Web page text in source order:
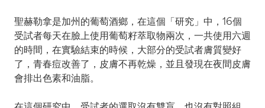
聖赫勒拿是加州的葡萄酒鄉，在這個「研究」中，16個
受試者每天在臉上使用葡萄籽萃取物兩次，一共使用六週
的時間，在實驗結束的時候，大部分的受試者膚質變好
了，青春痘改善了，皮膚不再乾燥，並且發現在夜間皮膚
會排出色素和油脂。
在這個研究中，受試者的選取沒有雙盲，也沒有對照組，